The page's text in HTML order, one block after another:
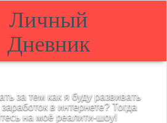
Личный
Дневник
за тем как я буду развивать
в интернете? Тогда
на моё реалити-шоу!